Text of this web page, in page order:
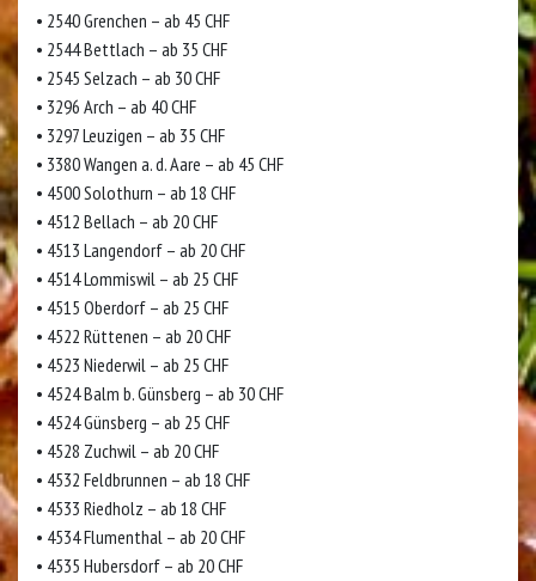
• 2540 Grenchen – ab 45 CHF
• 2544 Bettlach – ab 35 CHF
• 2545 Selzach – ab 30 CHF
• 3296 Arch – ab 40 CHF
• 3297 Leuzigen – ab 35 CHF
• 3380 Wangen a. d. Aare – ab 45 CHF
• 4500 Solothurn – ab 18 CHF
• 4512 Bellach – ab 20 CHF
• 4513 Langendorf – ab 20 CHF
• 4514 Lommiswil – ab 25 CHF
• 4515 Oberdorf – ab 25 CHF
• 4522 Rüttenen – ab 20 CHF
• 4523 Niederwil – ab 25 CHF
• 4524 Balm b. Günsberg – ab 30 CHF
• 4524 Günsberg – ab 25 CHF
• 4528 Zuchwil – ab 20 CHF
• 4532 Feldbrunnen – ab 18 CHF
• 4533 Riedholz – ab 18 CHF
• 4534 Flumenthal – ab 20 CHF
• 4535 Hubersdorf – ab 20 CHF